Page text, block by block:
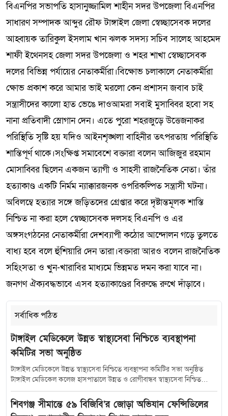
বিএনপির সভাপতি হাসানুজ্জামিল শাহীন সদর উপজেলা বিএনপির
সাধারণ সম্পাদক আব্দুর রৌফ টাঙ্গাইল জেলা স্বেচ্ছাসেবক দলের
আহ্বায়ক তারিকুল ইসলাম খান ঝলক সদস্য সচিব সালেহ আহমেদ
শাফী ইথেনসহ জেলা সদর উপজেলা ও শহর শাখা স্বেচ্ছাসেবক
দলের বিভিন্ন পর্যায়ের নেতাকর্মীরা।বিক্ষোভ চলাকালে নেতাকর্মীরা
ক্ষোভ প্রকাশ করে আমার ভাই মরলো কেন প্রশাসন জবাব চাই
সন্ত্রাসীদের কালো হাত ভেঙে দাওআমরা সবাই মুসাব্বির হবো সহ
নানা প্রতিবাদী স্লোগান দেন। এতে পুরো শহরজুড়ে উত্তেজনাকর
পরিস্থিতি সৃষ্টি হয় যদিও আইনশৃঙ্খলা বাহিনীর তৎপরতায় পরিস্থিতি
শান্তিপূর্ণ থাকে।সংক্ষিপ্ত সমাবেশে বক্তারা বলেন আজিজুর রহমান
মোসাব্বির ছিলেন একজন ত্যাগী ও সাহসী রাজনৈতিক নেতা। তাঁর
হত্যাকাণ্ড একটি নির্মম ন্যাক্কারজনক ওপরিকল্পিত সন্ত্রাসী ঘটনা।
অবিলম্বে হত্যার সঙ্গে জড়িতদের গ্রেপ্তার করে দৃষ্টান্তমূলক শাস্তি
নিশ্চিত না করা হলে স্বেচ্ছাসেবক দলসহ বিএনপি ও এর
অঙ্গসংগঠনের নেতাকর্মীরা দেশব্যাপী কঠোর আন্দোলন গড়ে তুলতে
বাধ্য হবে বলে হুঁশিয়ারি দেন তারা।বক্তারা আরও বলেন রাজনৈতিক
সহিংসতা ও খুন-খারাবির মাধ্যমে ভিন্নমত দমন করা যাবে না।
জনগণ ঐক্যবদ্ধভাবে এসব হত্যাকাণ্ডের বিরুদ্ধে রুখে দাঁড়াবে।
সর্বাধিক পঠিত
টাঙ্গাইল মেডিকেলে উন্নত স্বাস্থ্যসেবা নিশ্চিতে ব্যবস্থাপনা
কমিটির সভা অনুষ্ঠিত
টাঙ্গাইল মেডিকেলে উন্নত স্বাস্থ্যসেবা নিশ্চিতে ব্যবস্থাপনা কমিটির সভা অনুষ্ঠিত
টাঙ্গাইল মেডিকেল কলেজ হাসপাতালে উন্নত ও রোগীবান্ধব স্বাস্থ্যসেবা নিশ্চিত
করতে হাসপাতাল ব্যবস্থাপনা কমিটির সমন্বয় সভা অনুষ্ঠিত হয়েছে। শুক্রবার (১০
জুলাই) সকাল সাড়ে ১০টায় হাসপাতালের কনফারেন্স রুমে আয়োজিত এ সভায়
সভাপতিত্ব করেন টাঙ্গাইল-৫ (সদর) আসনের সংসদ সদস্য মৎস্য ও প্রাণিসম্পদ
শিবগঞ্জ সীমান্তে ৫৯ বিজিবি’র জোড়া অভিযান ফেন্সিডিলের